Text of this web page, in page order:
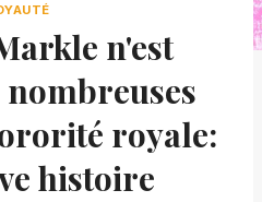
n'est
royale:
histoire